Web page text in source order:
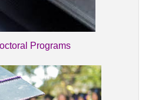
Programs